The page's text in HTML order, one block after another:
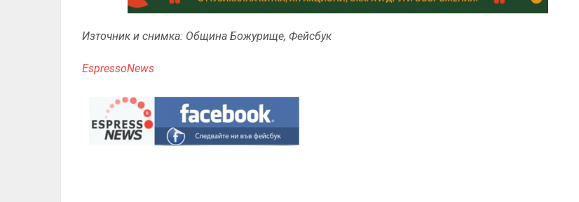
Източник и снимка: Община Божурище, Фейсбук
EspressoNews